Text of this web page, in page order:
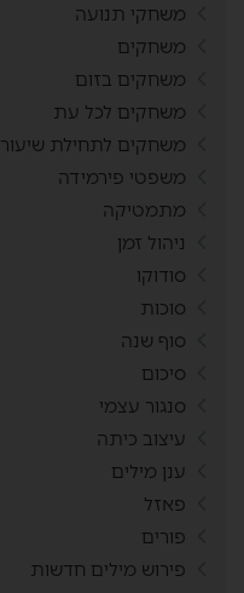
משחקי תנועה
משחקים
משחקים בזום
משחקים לכל עת
משחקים לתחילת שיעור
משפטי פירמידה
מתמטיקה
ניהול זמן
סודוקו
סוכות
סוף שנה
סיכום
סנגור עצמי
עיצוב כיתה
ענן מילים
פאזל
פורים
פירוש מילים חדשות